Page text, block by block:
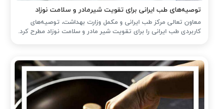
توصیه‌های طب ایرانی برای تقویت شیرمادر و سلامت نوزاد
معاون تعالی مرکز طب ایرانی و مکمل وزارت بهداشت، توصیه‌های
کاربردی طب ایرانی را برای تقویت شیر مادر و سلامت نوزاد مطرح کرد.